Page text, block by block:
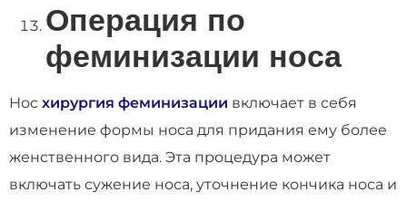
Операция по
феминизации носа
Нос хирургия феминизации включает в себя
изменение формы носа для придания ему более
женственного вида. Эта процедура может
включать сужение носа, уточнение кончика носа и